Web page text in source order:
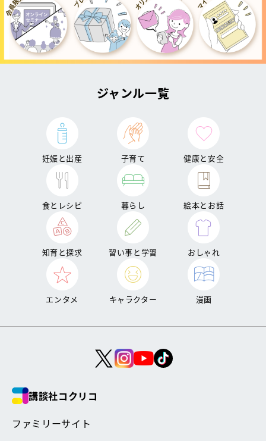
ジャンル一覧
妊娠と出産 子育て 健康と安全
食とレシピ 暮らし 絵本とお話
知育と探求 習い事と学習 おしゃれ
エンタメ キャラクター 漫画
講談社コクリコ
ファミリーサイト